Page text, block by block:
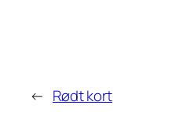
← Rødt kort